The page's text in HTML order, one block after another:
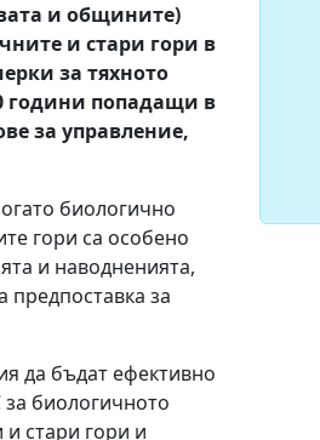
и общините)
и стари гори в
за тяхното
години попадащи в
за управление,
биологично
гори са особено
и наводненията,
предпоставка за
да бъдат ефективно
биологичното
и стари гори и